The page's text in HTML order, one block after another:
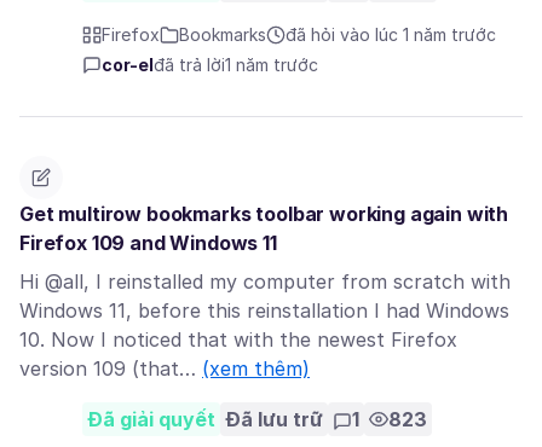
Firefox Bookmarks
đã hỏi vào lúc 1 năm trước
cor-el đã trả lời1 năm trước
Get multirow bookmarks toolbar working again with
Firefox 109 and Windows 11
Hi @all, I reinstalled my computer from scratch with
Windows 11, before this reinstallation I had Windows
10. Now I noticed that with the newest Firefox
version 109 (that… (xem thêm)
Đã giải quyết Đã lưu trữ 1 823